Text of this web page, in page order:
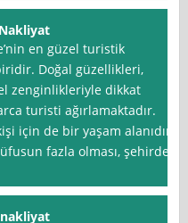
en güzel turistik
Doğal güzellikleri,
zenginlikleriyle dikkat
turisti ağırlamaktadır.
için de bir yaşam alanıdır.
fazla olması, şehirde